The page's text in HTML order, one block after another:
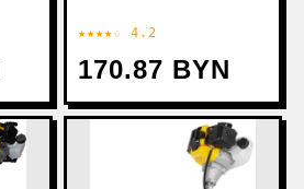
★★★★☆ 4.2
170.87 BYN